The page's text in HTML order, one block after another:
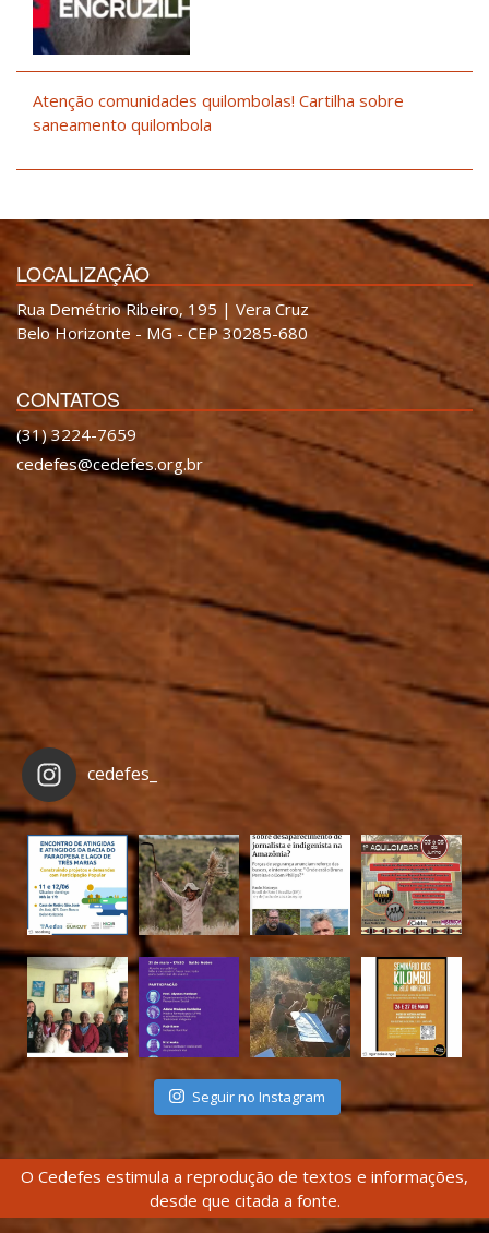
Atenção comunidades quilombolas! Cartilha sobre
saneamento quilombola
LOCALIZAÇÃO
Rua Demétrio Ribeiro, 195 | Vera Cruz
Belo Horizonte - MG - CEP 30285-680
CONTATOS
(31) 3224-7659
cedefes@cedefes.org.br
cedefes_
Seguir no Instagram
O Cedefes estimula a reprodução de textos e informações,
desde que citada a fonte.